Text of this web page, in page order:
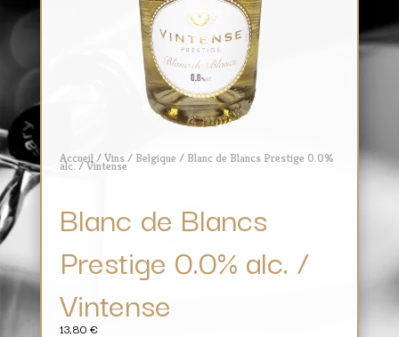
Accueil/Vins/ Belgique / Blanc de Blancs Prestige 0.0%
alc. / Vintense
Blanc de Blancs
Prestige 0.0% alc. /
Vintense
13,80 €